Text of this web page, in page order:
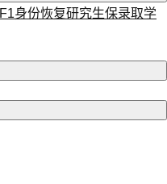
F1身份恢复研究生保录取学